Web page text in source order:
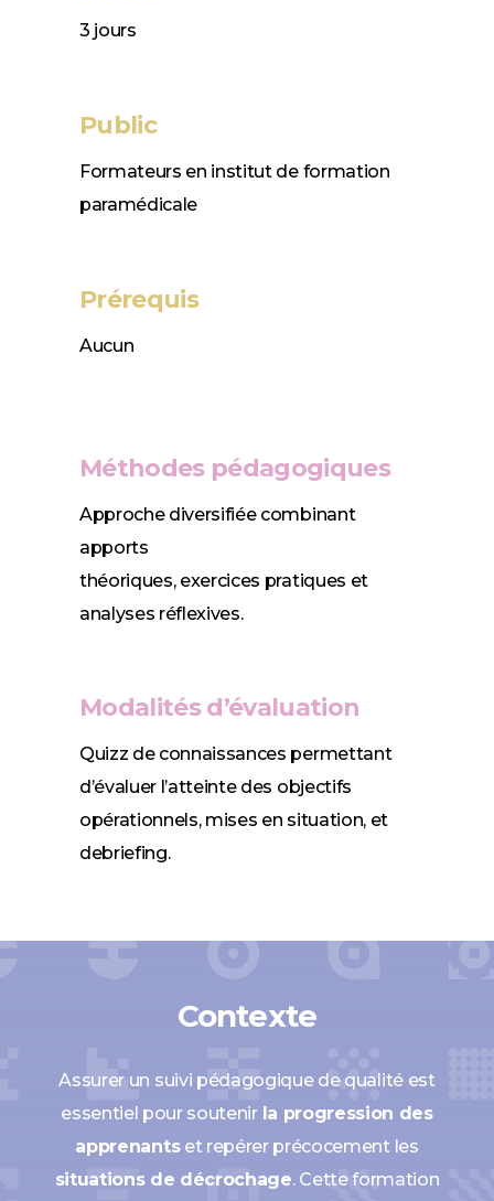
3 jours
Public
Formateurs en institut de formation
paramédicale
Prérequis
Aucun
Méthodes pédagogiques
Approche diversifiée combinant
apports
théoriques, exercices pratiques et
analyses réflexives.
Modalités d’évaluation
Quizz de connaissances permettant
d’évaluer l’atteinte des objectifs
opérationnels, mises en situation, et
debriefing.
Contexte
Assurer un suivi pédagogique de qualité est
essentiel pour soutenir la progression des
apprenantset repérer précocement les
situations de décrochage. Cette formation